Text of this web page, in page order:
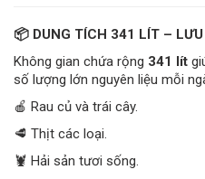
📦 DUNG TÍCH 341 LÍT –
Không gian chứa rộng 341 lít
số lượng lớn nguyên liệu mỗi
🍎 Rau củ và trái cây.
🥩 Thịt các loại.
🦞 Hải sản tươi sống.